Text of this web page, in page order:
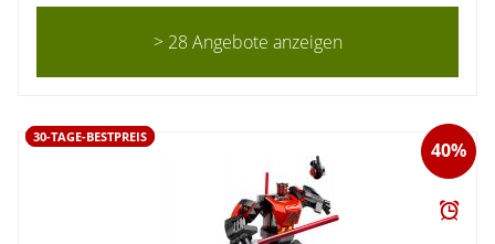
> 28 Angebote anzeigen
40%
30-TAGE-BESTPREIS